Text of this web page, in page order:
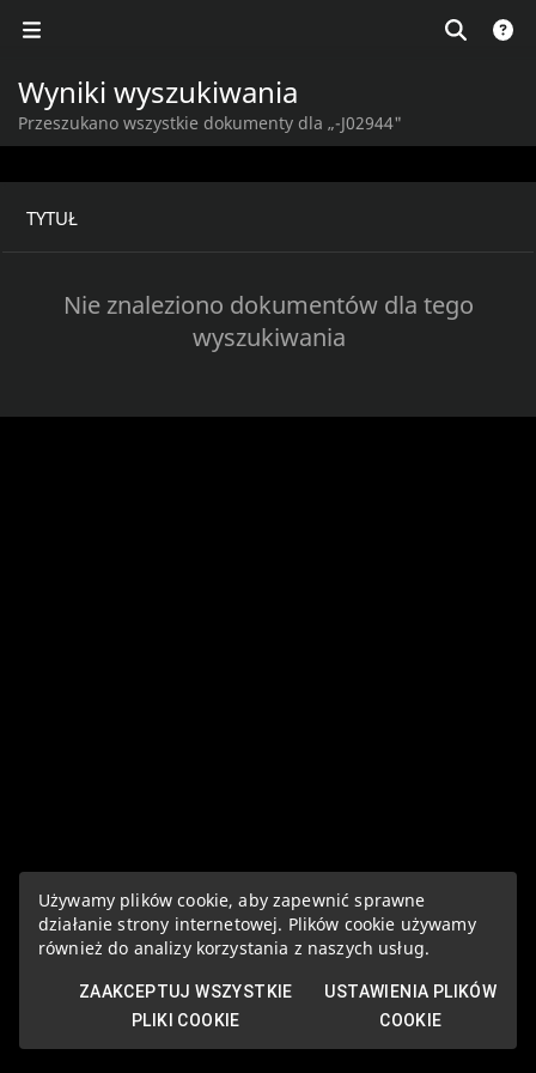
Używamy plików cookie, aby zapewnić sprawne
działanie strony internetowej. Plików cookie używamy
również do analizy korzystania z naszych usług.
ZAAKCEPTUJ WSZYSTKIE
PLIKI COOKIE
USTAWIENIA PLIKÓW
COOKIE
Wyniki wyszukiwania
Przeszukano wszystkie dokumenty dla „-J02944"
TYTUŁ
Nie znaleziono dokumentów dla tego
wyszukiwania